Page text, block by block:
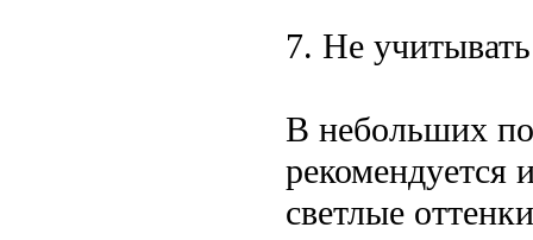
7. Не
В небольших
рекомендуется
светлые